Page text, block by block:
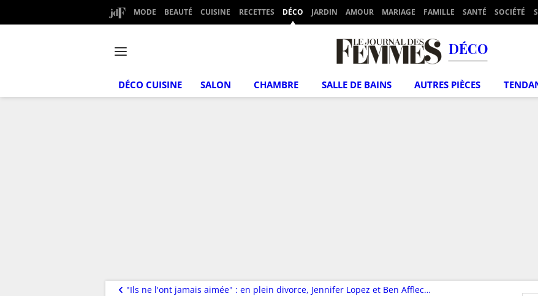
MODE BEAUTÉ CUISINE RECETTES DÉCO JARDIN AMOUR MARIAGE FAMILLE SANTÉ SOCIÉTÉ
DÉCO
DÉCO CUISINE SALON CHAMBRE SALLE DE BAINS AUTRES PIÈCES
"Ils ne l'ont jamais aimée" : en plein divorce, Jennifer Lopez et Ben Affleck vendent leur maison à 68 millions (photos)